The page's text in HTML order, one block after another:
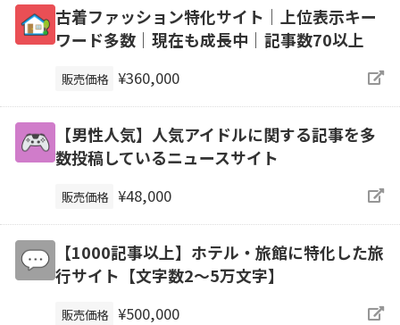
古着ファッション特化サイト│上位表示キー
ワード多数│現在も成長中│記事数70以上
販売価格 ¥360,000
【男性人気】人気アイドルに関する記事を多
数投稿しているニュースサイト
販売価格 ¥48,000
【1000記事以上】ホテル・旅館に特化した旅
行サイト【文字数2〜5万文字】
販売価格 ¥500,000